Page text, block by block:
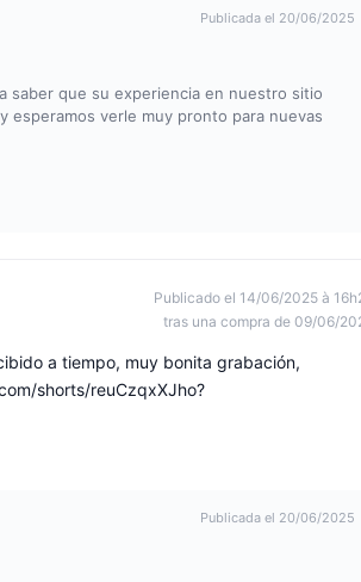
Publicada el 20/06/2025
saber que su experiencia en nuestro sitio
esperamos verle muy pronto para nuevas
Publicado el 14/06/2025 à
tras una compra de 09/06/
a tiempo, muy bonita grabación,
shorts/reuCzqxXJho?
Publicada el 20/06/2025